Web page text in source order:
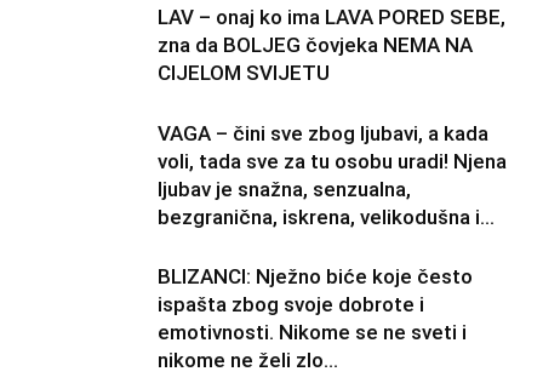
LAV – onaj ko ima LAVA PORED SEBE,
zna da BOLJEG čovjeka NEMA NA
CIJELOM SVIJETU
VAGA – čini sve zbog ljubavi, a kada
voli, tada sve za tu osobu uradi! Njena
ljubav je snažna, senzualna,
bezgranična, iskrena, velikodušna i...
BLIZANCI: Nježno biće koje često
ispašta zbog svoje dobrote i
emotivnosti. Nikome se ne sveti i
nikome ne želi zlo…